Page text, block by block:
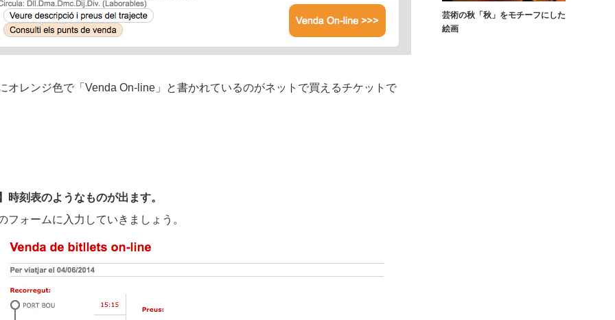
オレンジ色で「Venda On-line」と書かれているのがネットで買えるチケットで
時刻表のようなものが出ます。
フォームに入力していきましょう。
芸術の秋「秋」をモチーフにした
絵画